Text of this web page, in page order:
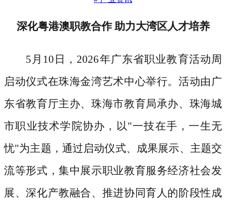
深化粤港澳职教合作 助力大湾区人才培养
5月10日，2026年广东省职业教育活动周
启动仪式在珠海金湾艺术中心举行。活动由广
东省教育厅主办、珠海市教育局承办、珠海城
市职业技术学院协办，以"一技在手，一生无
忧"为主题，通过启动仪式、成果展示、主题交
流等形式，集中展示职业教育服务经济社会发
展、深化产教融合、推进协同育人的阶段性成